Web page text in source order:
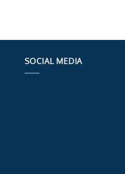
SOCIAL MEDIA